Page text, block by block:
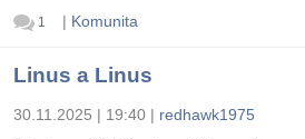
1 | Komunita
Linus a Linus
30.11.2025 | 19:40 | redhawk1975